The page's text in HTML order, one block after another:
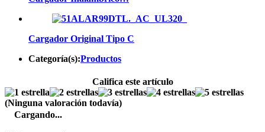
Cargador Original Tipo C
Categoría(s):Productos
Califica este artículo
(Ninguna valoración todavía)
Cargando...